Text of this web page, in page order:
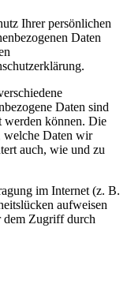
Ihrer persönlichen
Daten
Daten sind
werden können. Die
welche Daten wir
auch, wie und zu
im Internet (z. B.
aufweisen
dem Zugriff durch